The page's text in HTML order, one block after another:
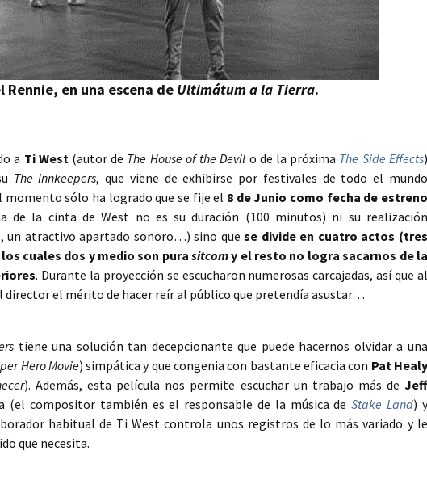
Rennie, en una escena de Ultimátum a la Tierra.
a Ti West (autor de The House of the Devil o de la próxima The Side Effects)
The Innkeepers, que viene de exhibirse por festivales de todo el mundo
momento sólo ha logrado que se fije el 8 de Junio como fecha de estreno
de la cinta de West no es su duración (100 minutos) ni su realización
un atractivo apartado sonoro…) sino quese divide en cuatro actos (tres
cuales dos y medio son purasitcomy el resto no logra sacarnos de la
. Durante la proyección se escucharon numerosas carcajadas, así que al
director el mérito de hacer reír al público que pretendía asustar…
tiene una solución tan decepcionante que puede hacernos olvidar a una
Hero Movie) simpática y que congenia con bastante eficacia con Pat Healy
). Además, esta película nos permite escuchar un trabajo más de Jeff
(el compositor también es el responsable de la música deStake Land) y
habitual de Ti West controla unos registros de lo más variado y le
que necesita.